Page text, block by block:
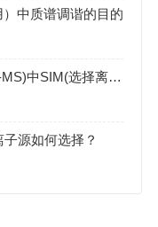
中质谱调谐的目的
安捷伦气相色谱质谱联用仪(GC-MS)中SIM(选择离子监测)与Scan(全扫描)模式
源如何选择？